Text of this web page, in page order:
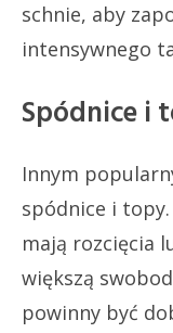
schnie, aby
intensywnego
Spódnice i
Innym
spódnice i topy.
mają rozcięcia
większą
powinny być